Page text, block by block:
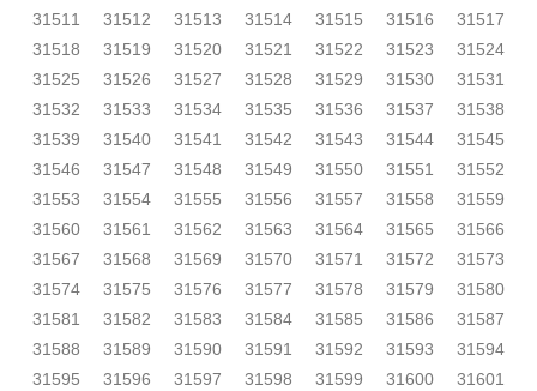
31511
31512 31513 31514 31515 31516
31517
31518
31519 31520 31521 31522 31523
31524
31525
31526 31527 31528 31529 31530
31531
31532
31533 31534 31535 31536 31537
31538
31539
31540 31541 31542 31543 31544
31545
31546
31547 31548 31549 31550 31551
31552
31553
31554 31555 31556 31557 31558
31559
31560
31561 31562 31563 31564 31565
31566
31567
31568 31569 31570 31571 31572
31573
31574
31575 31576 31577 31578 31579
31580
31581
31582 31583 31584 31585 31586
31587
31588
31589 31590 31591 31592 31593
31594
31595
31596 31597 31598 31599 31600
31601